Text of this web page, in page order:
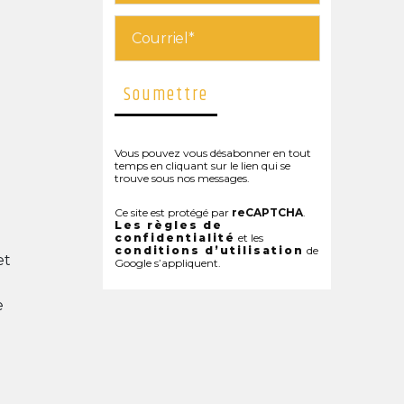
Vous pouvez vous désabonner en tout
temps en cliquant sur le lien qui se
trouve sous nos messages.
Ce site est protégé par reCAPTCHA.
Les règles de
confidentialité et les
conditions d’utilisation de
Google s’appliquent.